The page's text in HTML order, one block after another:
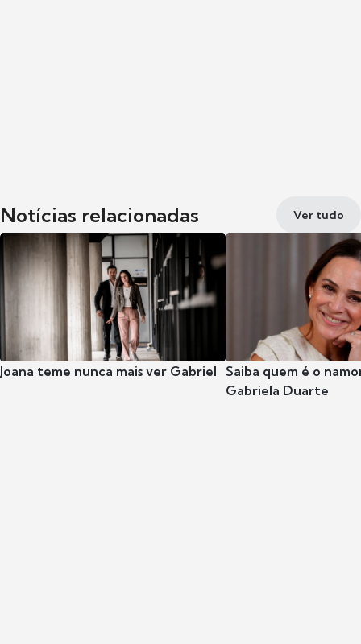
Notícias relacionadas Ver tudo
Joana teme nunca mais ver Gabriel Saiba quem é o
Gabriela Duarte